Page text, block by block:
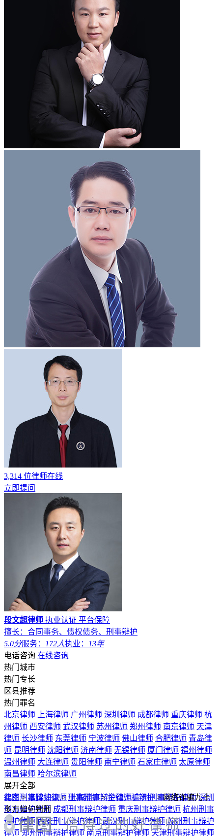
3,314 位律师在线
立即提问
段文超律师 执业认证 平台保障
擅长：合同事务、债权债务、刑事辩护
5.0分服务： 172人执业： 13年
电话咨询 在线咨询
热门城市
热门专长
区县推荐
热门罪名
北京律师 上海律师 广州律师 深圳律师 成都律师 重庆律师 杭
州律师 西安律师 武汉律师 苏州律师 郑州律师 南京律师 天津
律师 长沙律师 东莞律师 宁波律师 佛山律师 合肥律师 青岛律
师 昆明律师 沈阳律师 济南律师 无锡律师 厦门律师 福州律师
温州律师 大连律师 贵阳律师 南宁律师 石家庄律师 太原律师
南昌律师 哈尔滨律师
展开全部
北京刑事辩护律师 上海刑事辩护律师 广州刑事辩护律师 深圳
刑事辩护律师 成都刑事辩护律师 重庆刑事辩护律师 杭州刑事
辩护律师 西安刑事辩护律师 武汉刑事辩护律师 苏州刑事辩护
律师 郑州刑事辩护律师 南京刑事辩护律师 天津刑事辩护律师
律图>法律知识>刑事辩护>金融诈骗辩护>网络诈骗九十
多万如何判刑